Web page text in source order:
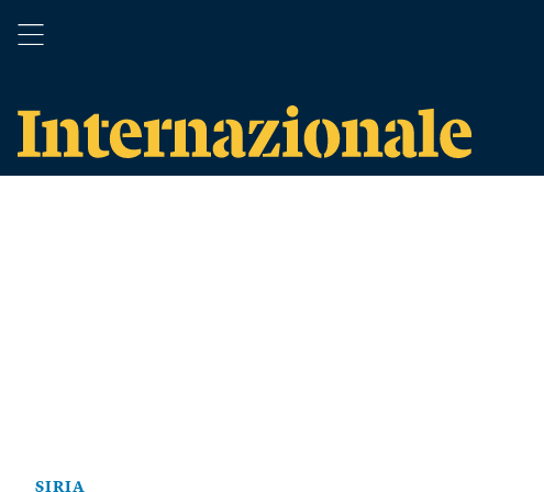
SIRIA